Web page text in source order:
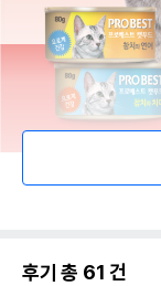
후기 총 61 건